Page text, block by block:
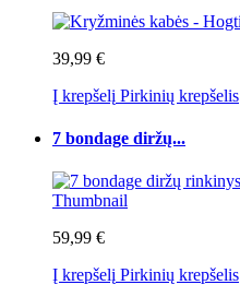
39,99 €
Į krepšelį Pirkinių krepšelis
7 bondage diržų...
59,99 €
Į krepšelį Pirkinių krepšelis